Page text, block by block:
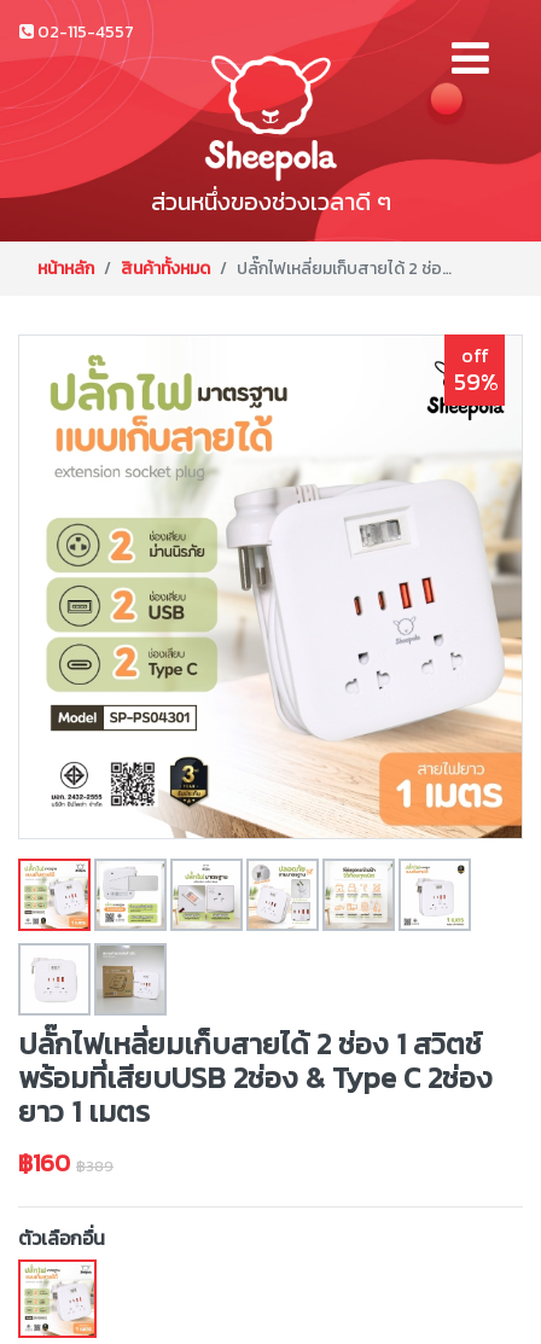
02-115-4557
ส่วนหนึ่งของช่วงเวลาดี ๆ
หน้าหลัก สินค้าทั้งหมด ปลั๊กไฟเหลี่ยมเก็บสายได้ 2 ช่อง 1 สวิตช์ พร้อมที่เสียบUSB 2ช่อง & Type C 2ช่อง ยาว 1 เมตร
off
59%
ปลั๊กไฟเหลี่ยมเก็บสายได้ 2 ช่อง 1 สวิตช์
พร้อมที่เสียบUSB 2ช่อง & Type C 2ช่อง
ยาว 1 เมตร
฿160 ฿389
ตัวเลือกอื่น